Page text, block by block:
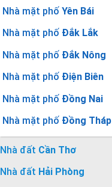
Nhà mặt phố Yên Bái
Nhà mặt phố Đắk Lắk
Nhà mặt phố Đắk Nông
Nhà mặt phố Điện Biên
Nhà mặt phố Đồng Nai
Nhà mặt phố Đồng Tháp
Nhà đất Cần Thơ
Nhà đất Hải Phòng